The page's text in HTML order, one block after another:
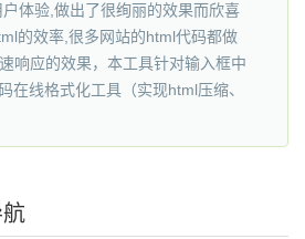
体验,做出了很绚丽的效果而欣喜
的效率,很多网站的html代码都做
响应的效果，本工具针对输入框中
在线格式化工具（实现html压缩、